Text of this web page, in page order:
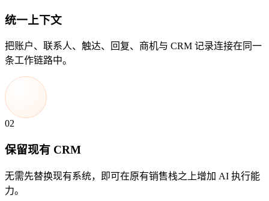
统一上下文
把账户、联系人、触达、回复、商机与 CRM 记录连接在同一
条工作链路中。
02
保留现有 CRM
无需先替换现有系统，即可在原有销售栈之上增加 AI 执行能
力。